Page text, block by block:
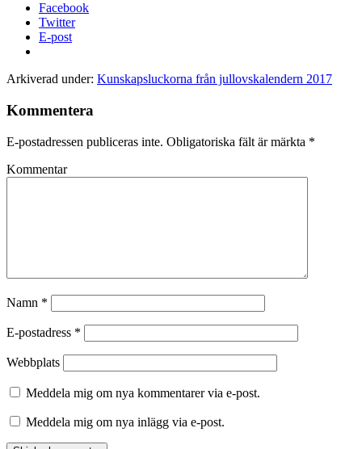
Facebook
Twitter
E-post
Arkiverad under: Kunskapsluckorna från jullovskalendern 2017
Kommentera
E-postadressen publiceras inte. Obligatoriska fält är märkta *
Kommentar
Namn *
E-postadress *
Webbplats
Meddela mig om nya kommentarer via e-post.
Meddela mig om nya inlägg via e-post.